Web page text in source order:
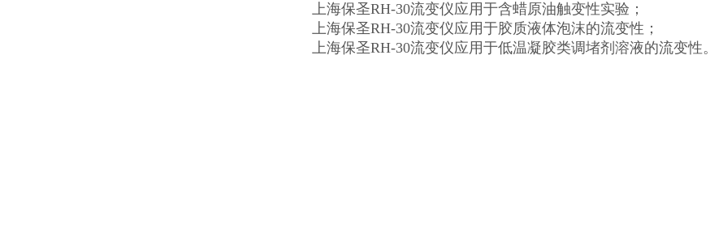
上海保圣RH-30流变仪应用于含蜡原油触变性实验；
上海保圣RH-30流变仪应用于胶质液体泡沫的流变性；
上海保圣RH-30流变仪应用于低温凝胶类调堵剂溶液的流变性。